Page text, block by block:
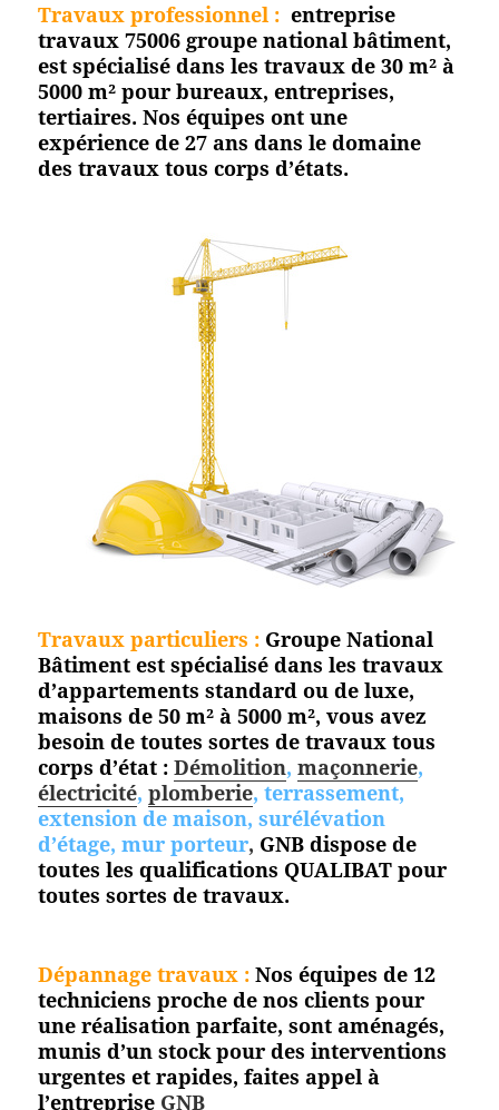
Travaux professionnel : entreprise
travaux 75006 groupe national bâtiment,
est spécialisé dans les travaux de 30 m² à
5000 m² pour bureaux, entreprises,
tertiaires. Nos équipes ont une
expérience de 27 ans dans le domaine
des travaux tous corps d’états.
Travaux particuliers : Groupe National
Bâtiment est spécialisé dans les travaux
d’appartements standard ou de luxe,
maisons de 50 m² à 5000 m², vous avez
besoin de toutes sortes de travaux tous
corps d’état : Démolition,maçonnerie,
électricité,plomberie, terrassement,
extension de maison, surélévation
d’étage, mur porteur, GNB dispose de
toutes les qualifications QUALIBAT pour
toutes sortes de travaux.
Dépannage travaux : Nos équipes de 12
techniciens proche de nos clients pour
une réalisation parfaite, sont aménagés,
munis d’un stock pour des interventions
urgentes et rapides, faites appel à
l’entreprise GNB